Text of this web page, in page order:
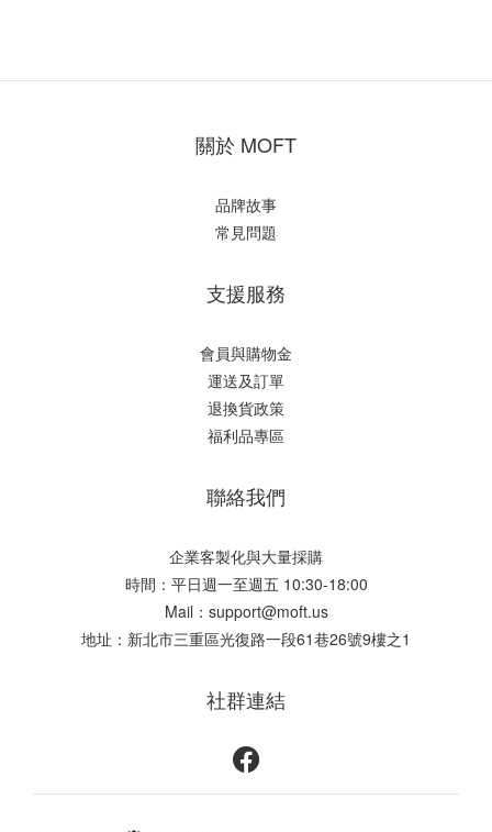
關於 MOFT
品牌故事
常見問題
支援服務
會員與購物金
運送及訂單
退換貨政策
福利品專區
聯絡我們
企業客製化與大量採購
時間：平日週一至週五 10:30-18:00
Mail：support@moft.us
地址：新北市三重區光復路一段61巷26號9樓之1
社群連結